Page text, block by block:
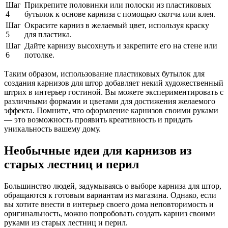
Шаг
4
Прикрепите половинки или полоски из пластиковых
бутылок к основе карниза с помощью скотча или клея.
Шаг
5
Окрасите карниз в желаемый цвет, используя краску
для пластика.
Шаг
6
Дайте карнизу высохнуть и закрепите его на стене или
потолке.
Таким образом, использование пластиковых бутылок для
создания карнизов для штор добавляет некий художественный
штрих в интерьер гостиной. Вы можете экспериментировать с
различными формами и цветами для достижения желаемого
эффекта. Помните, что оформление карнизов своими руками
— это возможность проявить креативность и придать
уникальность вашему дому.
Необычные идеи для карнизов из
старых лестниц и перил
Большинство людей, задумываясь о выборе карниза для штор,
обращаются к готовым вариантам из магазина. Однако, если
вы хотите внести в интерьер своего дома неповторимость и
оригинальность, можно попробовать создать карниз своими
руками из старых лестниц и перил.